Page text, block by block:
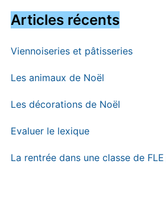
Articles récents
Viennoiseries et pâtisseries
Les animaux de Noël
Les décorations de Noël
Evaluer le lexique
La rentrée dans une classe de